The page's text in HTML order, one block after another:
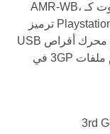
الجزء 2، H.263 ، إلخ. يتم حفظ مكونات الصوت كـ AMR-WB،
AMR-WB+، AMR-NB ، إلخ. يمكن لجهاز Playstation 3 ترميز
ملفات الصوت بشكل ضروري لمشاركتها مع محرك أقراص USB
خارجي. يساعد Nintendo DSi على استخدام ملفات 3GP في